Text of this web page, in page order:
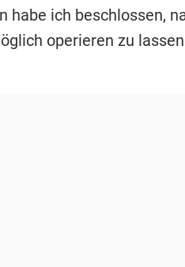
habe ich beschlossen,
operieren zu